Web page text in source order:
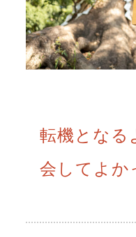
転機となる
会してよか